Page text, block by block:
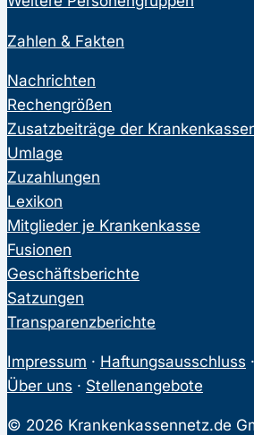
Zahlen & Fakten
Nachrichten
Rechengrößen
Zusatzbeiträge der
Umlage
Zuzahlungen
Lexikon
Mitglieder je Krankenkasse
Fusionen
Geschäftsberichte
Satzungen
Transparenzberichte
Impressum · Haftungsausschluss ·
Über uns · Stellenangebote
© 2026 Krankenkassennetz.de